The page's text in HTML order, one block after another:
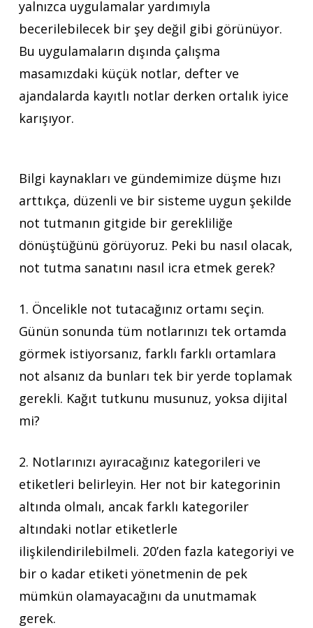
yalnızca uygulamalar yardımıyla
becerilebilecek bir şey değil gibi görünüyor.
Bu uygulamaların dışında çalışma
masamızdaki küçük notlar, defter ve
ajandalarda kayıtlı notlar derken ortalık iyice
karışıyor.
Bilgi kaynakları ve gündemimize düşme hızı
arttıkça, düzenli ve bir sisteme uygun şekilde
not tutmanın gitgide bir gerekliliğe
dönüştüğünü görüyoruz. Peki bu nasıl olacak,
not tutma sanatını nasıl icra etmek gerek?
1. Öncelikle not tutacağınız ortamı seçin.
Günün sonunda tüm notlarınızı tek ortamda
görmek istiyorsanız, farklı farklı ortamlara
not alsanız da bunları tek bir yerde toplamak
gerekli. Kağıt tutkunu musunuz, yoksa dijital
mi?
2. Notlarınızı ayıracağınız kategorileri ve
etiketleri belirleyin. Her not bir kategorinin
altında olmalı, ancak farklı kategoriler
altındaki notlar etiketlerle
ilişkilendirilebilmeli. 20’den fazla kategoriyi ve
bir o kadar etiketi yönetmenin de pek
mümkün olamayacağını da unutmamak
gerek.